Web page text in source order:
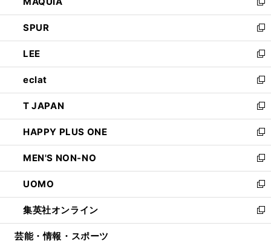
ド
ウ
で
開
く
ィ
ン
ド
ウ
で
開
く
い
ウ
ィ
ン
ド
ウ
で
開
く
新
し
い
ウ
ィ
ン
ド
ウ
で
開
く
SPUR
新
し
い
ウ
ィ
ン
ド
ウ
で
開
く
LEE
新
し
い
ウ
ィ
ン
ド
ウ
で
開
く
eclat
新
し
い
ウ
ィ
ン
ド
ウ
で
開
く
T JAPAN
新
し
い
ウ
ィ
ン
ド
ウ
で
開
HAPPY PLUS ONE
新
し
い
ウ
ィ
ン
ド
ウ
MEN'S NON-NO
新
し
い
ウ
ィ
ン
UOMO
新
し
い
ウ
集英社オンライン
新
し
芸能・情報・スポーツ